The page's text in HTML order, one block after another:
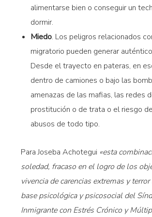
alimentarse bien o conseguir un
dormir.
Miedo. Los peligros relacionados
migratorio pueden generar
Desde el trayecto en pateras, en
dentro de camiones o bajo las
amenazas de las mafias, las redes
prostitución o de trata o el riesgo
abusos de todo tipo.
Para Joseba Achotegui «esta
soledad, fracaso en el logro de los
vivencia de carencias extremas y
base psicológica y psicosocial del
Inmigrante con Estrés Crónico y